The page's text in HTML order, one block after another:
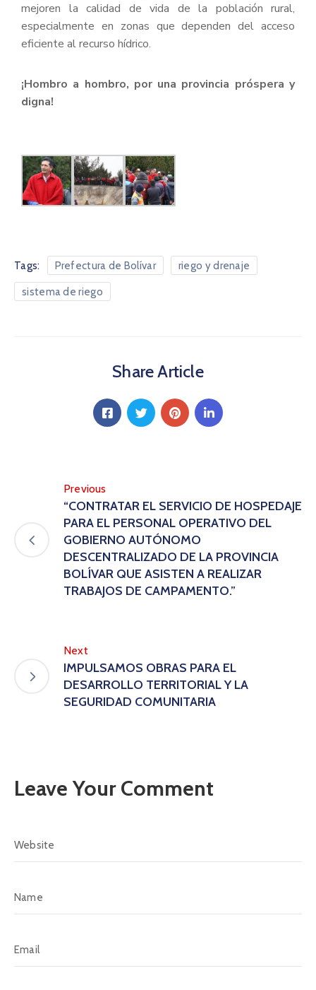
mejoren la calidad de vida de la población rural,
especialmente en zonas que dependen del acceso
eficiente al recurso hídrico.
¡Hombro a hombro, por una provincia próspera y
digna!
Tags: Prefectura de Bolívar riego y drenaje
sistema de riego
Share Article
Previous
“CONTRATAR EL SERVICIO DE HOSPEDAJE
PARA EL PERSONAL OPERATIVO DEL
GOBIERNO AUTÓNOMO
DESCENTRALIZADO DE LA PROVINCIA
BOLÍVAR QUE ASISTEN A REALIZAR
TRABAJOS DE CAMPAMENTO.”
Next
IMPULSAMOS OBRAS PARA EL
DESARROLLO TERRITORIAL Y LA
SEGURIDAD COMUNITARIA
Leave Your Comment